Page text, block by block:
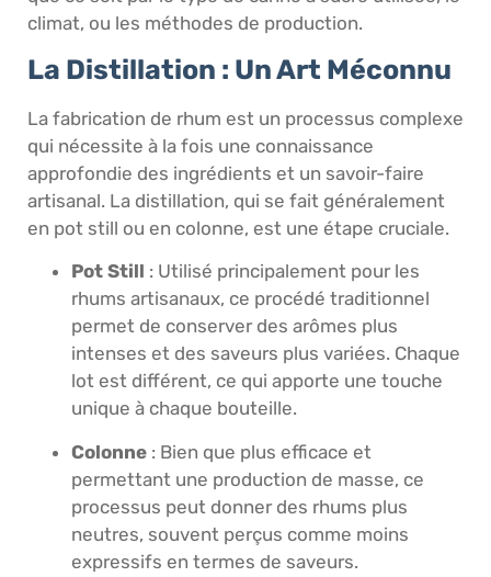
climat, ou les méthodes de production.
La Distillation : Un Art Méconnu
La fabrication de rhum est un processus complexe
qui nécessite à la fois une connaissance
approfondie des ingrédients et un savoir-faire
artisanal. La distillation, qui se fait généralement
en pot still ou en colonne, est une étape cruciale.
Pot Still : Utilisé principalement pour les
rhums artisanaux, ce procédé traditionnel
permet de conserver des arômes plus
intenses et des saveurs plus variées. Chaque
lot est différent, ce qui apporte une touche
unique à chaque bouteille.
Colonne : Bien que plus efficace et
permettant une production de masse, ce
processus peut donner des rhums plus
neutres, souvent perçus comme moins
expressifs en termes de saveurs.